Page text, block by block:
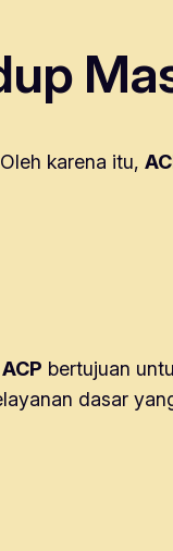
karena itu,
ACP bertujuan
dasar